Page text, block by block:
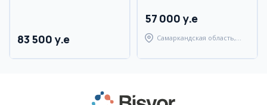
83 500 y.e
57 000 y.e
Самаркандская область,